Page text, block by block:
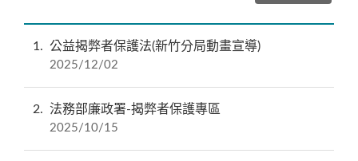
1 公益揭弊者保護法(新竹分局動畫宣導)
2025/12/02
2 法務部廉政署-揭弊者保護專區
2025/10/15